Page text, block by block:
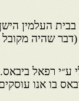
בבית העלמין
שהיה מקובל
רפאל
בו אנו